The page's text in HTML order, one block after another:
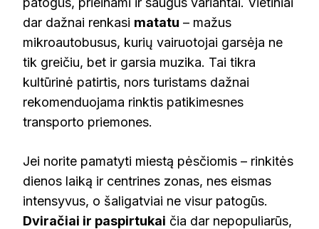
dar dažnai renkasi matatu – mažus
mikroautobusus, kurių vairuotojai garsėja ne
tik greičiu, bet ir garsia muzika. Tai tikra
kultūrinė patirtis, nors turistams dažnai
rekomenduojama rinktis patikimesnes
transporto priemones.
Jei norite pamatyti miestą pėsčiomis – rinkitės
dienos laiką ir centrines zonas, nes eismas
intensyvus, o šaligatviai ne visur patogūs.
Dviračiai ir paspirtukai čia dar nepopuliarūs,